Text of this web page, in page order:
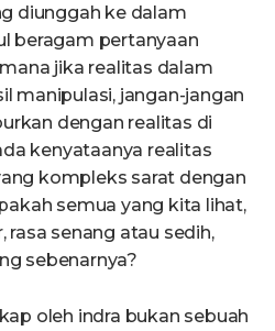
diunggah ke dalam
beragam pertanyaan
jika realitas dalam
manipulasi, jangan-jangan
dengan realitas di
kenyataanya realitas
kompleks sarat dengan
semua yang kita lihat,
rasa senang atau sedih,
sebenarnya?
oleh indra bukan sebuah